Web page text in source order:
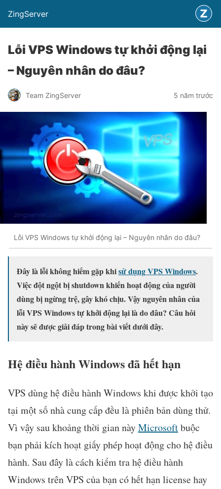
ZingServer
Lỗi VPS Windows tự khởi động lại
– Nguyên nhân do đâu?
Team ZingServer 5 năm trước
Lỗi VPS Windows tự khởi động lại – Nguyên nhân do đâu?
Đây là lỗi không hiếm gặp khisử dụng VPS Windows.
Việc đột ngột bị shutdown khiến hoạt động của người
dùng bị ngừng trệ, gây khó chịu. Vậy nguyên nhân của
lỗi VPS Windows tự khởi động lại là do đâu? Câu hỏi
này sẽ được giải đáp trong bài viết dưới đây.
Hệ điều hành Windows đã hết hạn
VPS dùng hệ điều hành Windows khi được khởi tạo
tại một số nhà cung cấp đều là phiên bản dùng thử.
Vì vậy sau khoảng thời gian nàyMicrosoftbuộc
bạn phải kích hoạt giấy phép hoạt động cho hệ điều
hành. Sau đây là cách kiểm tra hệ điều hành
Windows trên VPS của bạn có hết hạn license hay